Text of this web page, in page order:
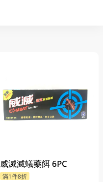
威滅滅蟻藥餌 6PC
滿1件8折